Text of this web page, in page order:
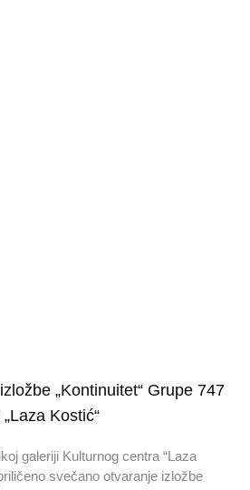
„Kontinuitet“ Grupe 747
Kostić“
galeriji Kulturnog centra “Laza
svečano otvaranje izložbe